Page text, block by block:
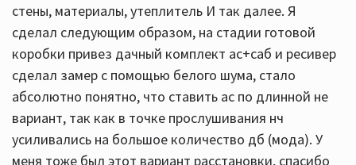
стены, материалы, утеплитель И так далее. Я
сделал следующим образом, на стадии готовой
коробки привез дачный комплект ас+саб и ресивер
сделал замер с помощью белого шума, стало
абсолютно понятно, что ставить ас по длинной не
вариант, так как в точке прослушивания нч
усиливались на большое количество дб (мода). У
меня тоже был этот вариант расстановки, спасибо